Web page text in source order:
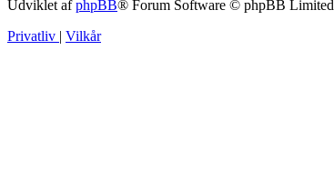
Udviklet afphpBB® Forum Software © phpBB Limited
Privatliv | Vilkår